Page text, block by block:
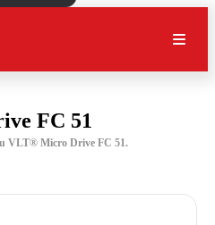
FC 51
VLT® Micro Drive FC 51.